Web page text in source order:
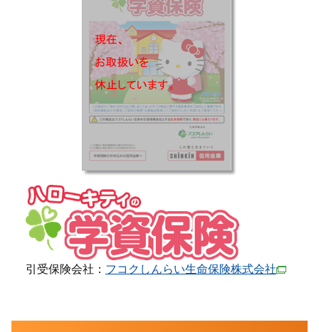
引受保険会社： フコクしんらい生命保険株式会社